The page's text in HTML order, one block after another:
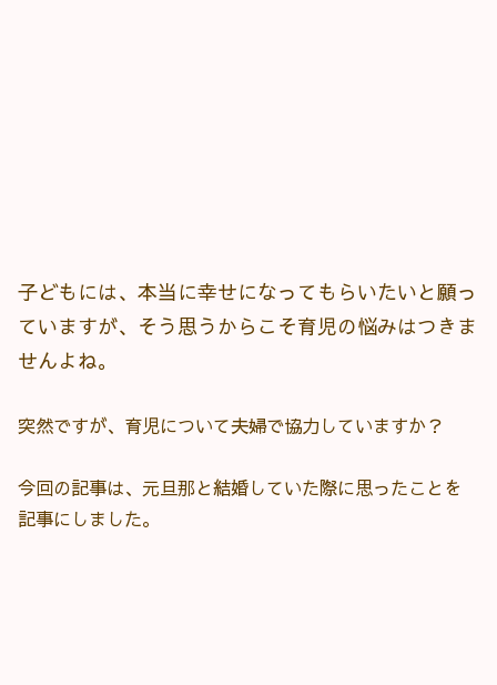
子どもには、本当に幸せになってもらいたいと願っ
ていますが、そう思うからこそ育児の悩みはつきま
せんよね。
突然ですが、育児について夫婦で協力していますか？
今回の記事は、元旦那と結婚していた際に思ったことを
記事にしました。